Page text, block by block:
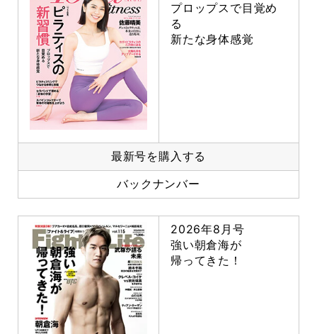
プロップスで目覚め
る
新たな身体感覚
最新号を購入する
バックナンバー
2026年8月号
強い朝倉海が
帰ってきた！